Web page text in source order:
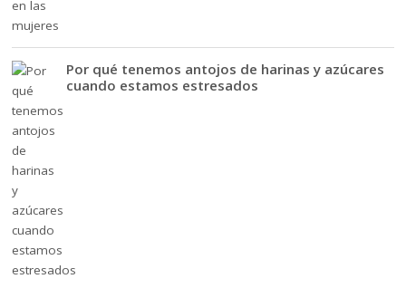
Por qué tenemos antojos de harinas y azúcares
cuando estamos estresados